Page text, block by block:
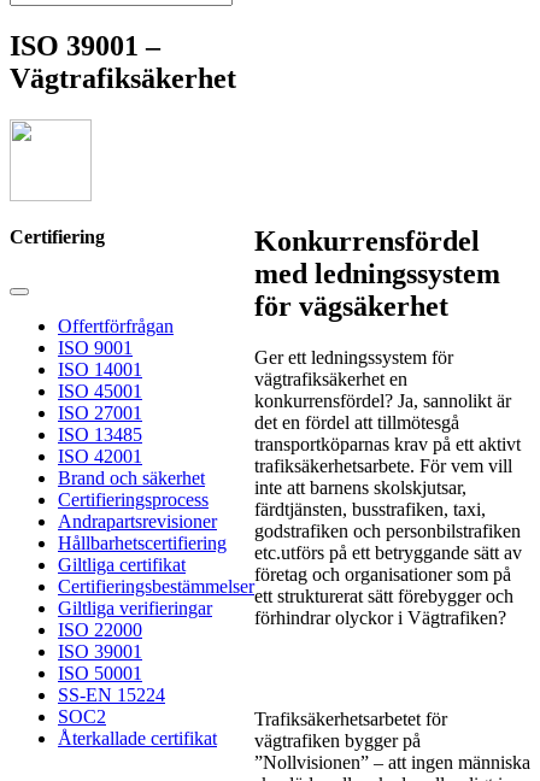
ISO 39001 –
Vägtrafiksäkerhet
Certifiering
Offertförfrågan
ISO 9001
ISO 14001
ISO 45001
ISO 27001
ISO 13485
ISO 42001
Brand och säkerhet
Certifieringsprocess
Andrapartsrevisioner
Hållbarhetscertifiering
Giltliga certifikat
Certifieringsbestämmelser
Giltliga verifieringar
ISO 22000
ISO 39001
ISO 50001
SS-EN 15224
SOC2
Återkallade certifikat
Konkurrensfördel
med ledningssystem
för vägsäkerhet
Ger ett ledningssystem för
vägtrafiksäkerhet en
konkurrensfördel? Ja, sannolikt är
det en fördel att tillmötesgå
transportköparnas krav på ett aktivt
trafiksäkerhetsarbete. För vem vill
inte att barnens skolskjutsar,
färdtjänsten, busstrafiken, taxi,
godstrafiken och personbilstrafiken
etc.utförs på ett betryggande sätt av
företag och organisationer som på
ett strukturerat sätt förebygger och
förhindrar olyckor i Vägtrafiken?
Trafiksäkerhetsarbetet för
vägtrafiken bygger på
”Nollvisionen” – att ingen människa